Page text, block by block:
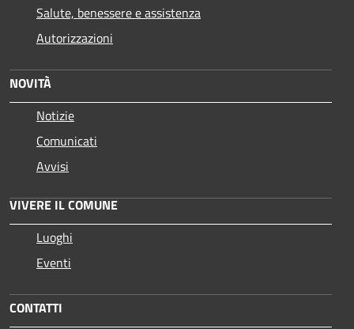
Salute, benessere e assistenza
Autorizzazioni
NOVITÀ
Notizie
Comunicati
Avvisi
VIVERE IL COMUNE
Luoghi
Eventi
CONTATTI